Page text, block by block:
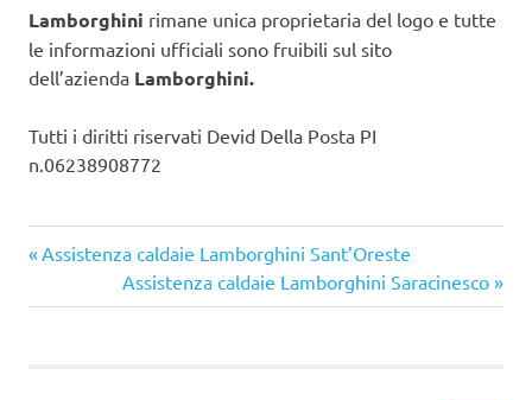
Lamborghini rimane unica proprietaria del logo e tutte
le informazioni ufficiali sono fruibili sul sito
dell’azienda Lamborghini.
Tutti i diritti riservati Devid Della Posta PI
n.06238908772
Navigazione
articoli
Articolo
precedente:
Assistenza caldaie Lamborghini Sant’Oreste
Articolo
successivo:
Assistenza caldaie Lamborghini Saracinesco